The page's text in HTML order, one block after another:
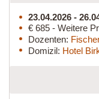
23.04.2026 -
€ 685 - Weitere
Dozenten:
Domizil: Hotel